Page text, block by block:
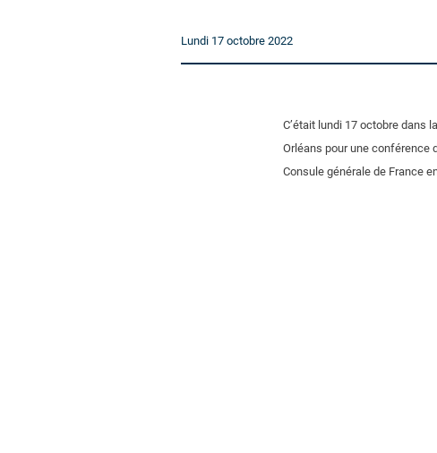
Lundi 17 octobre 2022
C’était lundi 17 octobre dans
Orléans pour une conférence
Consule générale de France